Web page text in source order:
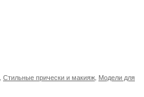
Стильные прически и макияж Модели для